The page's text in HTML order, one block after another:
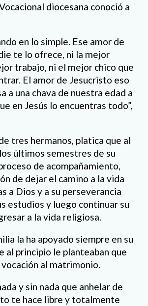
diocesana conoció a
en lo simple. Ese amor de
te lo ofrece, ni la mejor
trabajo, ni el mejor chico que
El amor de Jesucristo eso
a una chava de nuestra edad a
en Jesús lo encuentras todo”,
tres hermanos, platica que al
últimos semestres de su
de acompañamiento,
de dejar el camino a la vida
a Dios y a su perseverancia
estudios y luego continuar su
a la vida religiosa.
la ha apoyado siempre en su
al principio le planteaban que
al matrimonio.
y sin nada que anhelar de
te hace libre y totalmente